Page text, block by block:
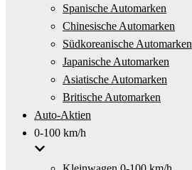
Spanische Automarken
Chinesische Automarken
Südkoreanische Automarken
Japanische Automarken
Asiatische Automarken
Britische Automarken
Auto-Aktien
0-100 km/h